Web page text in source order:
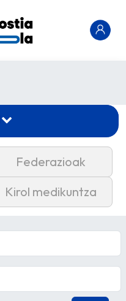
Federazioak
Kirol medikuntza